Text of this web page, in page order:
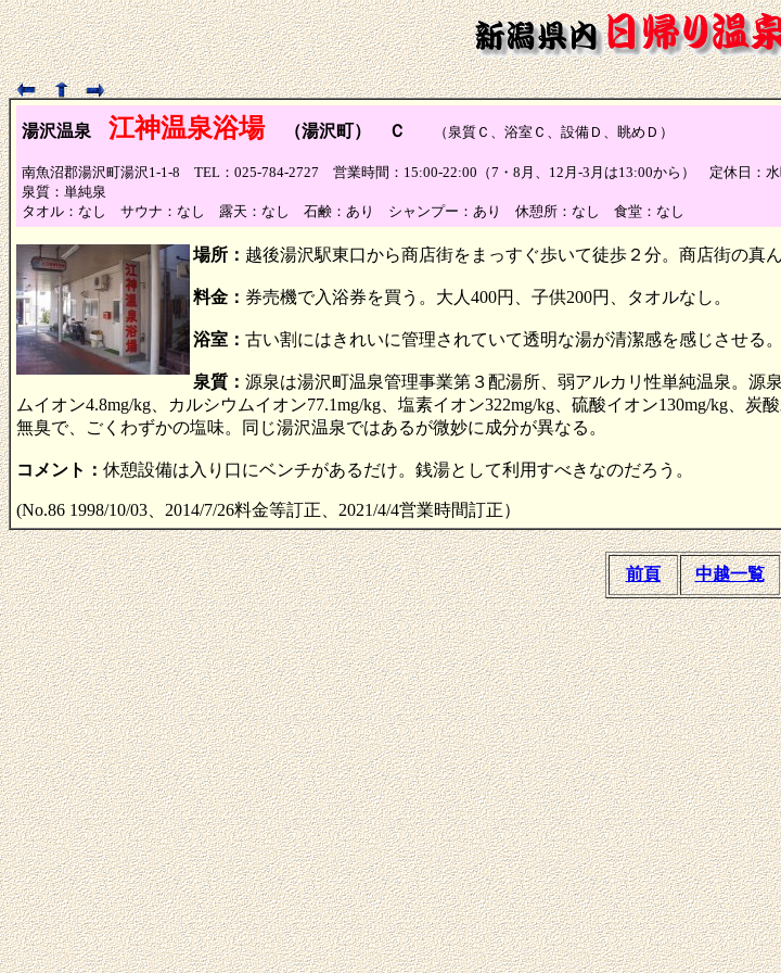
湯沢温泉 江神温泉浴場 （湯沢町） Ｃ （泉質Ｃ、浴室Ｃ、設備Ｄ、眺めＤ）
南魚沼郡湯沢町湯沢1-1-8 TEL：025-784-2727 営業時間：15:00-22:00（7・8月、12月-3月は13:00から） 定休日：
泉質：単純泉
タオル：なし サウナ：なし 露天：なし 石鹸：あり シャンプー：あり 休憩所：なし 食堂：なし
場所： 越後湯沢駅東口から商店街をまっすぐ歩いて徒歩２分。商店街の真
料金： 券売機で入浴券を買う。大人400円、子供200円、タオルなし。
浴室： 古い割にはきれいに管理されていて透明な湯が清潔感を感じさせる
泉質： 源泉は湯沢町温泉管理事業第３配湯所、弱アルカリ性単純温泉。源
ムイオン4.8mg/kg、カルシウムイオン77.1mg/kg、塩素イオン322mg/kg、硫酸イオン130mg/kg、炭
無臭で、ごくわずかの塩味。同じ湯沢温泉ではあるが微妙に成分が異なる。
コメント： 休憩設備は入り口にベンチがあるだけ。銭湯として利用すべきなのだろう。
(No.86 1998/10/03、2014/7/26料金等訂正、2021/4/4営業時間訂正）
前頁 中越一覧